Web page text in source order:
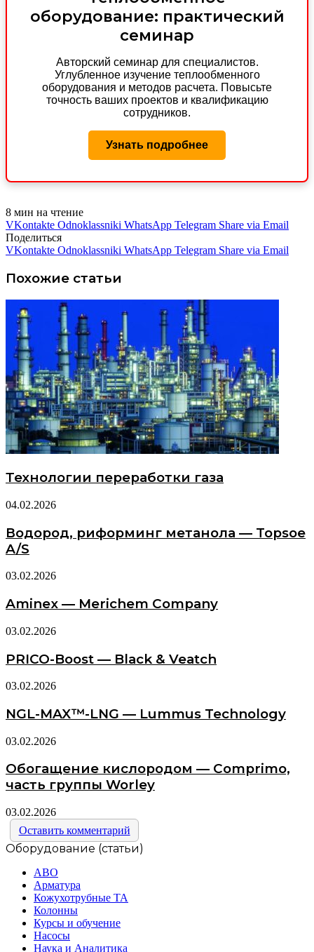
оборудование: практический
семинар
Авторский семинар для специалистов.
Углубленное изучение теплообменного
оборудования и методов расчета. Повысьте
точность ваших проектов и квалификацию
сотрудников.
Узнать подробнее
8 мин на чтение
VKontakte Odnoklassniki WhatsApp Telegram Share via Email
Поделиться
VKontakte Odnoklassniki WhatsApp Telegram Share via Email
Похожие статьи
Технологии переработки газа
04.02.2026
Водород, риформинг метанола — Topsoe
A/S
03.02.2026
Aminex — Merichem Company
03.02.2026
PRICO-Boost — Black & Veatch
03.02.2026
NGL-MAX™-LNG — Lummus Technology
03.02.2026
Обогащение кислородом — Comprimo,
часть группы Worley
03.02.2026
Оставить комментарий
Оборудование (статьи)
АВО
Арматура
Кожухотрубные ТА
Колонны
Курсы и обучение
Насосы
Наука и Аналитика